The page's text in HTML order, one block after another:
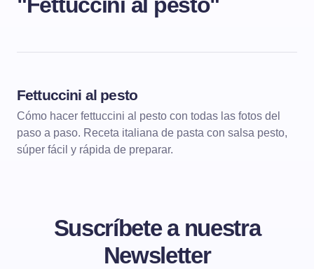
Fettuccini al pesto
Cómo hacer fettuccini al pesto con todas las fotos del
paso a paso. Receta italiana de pasta con salsa pesto,
súper fácil y rápida de preparar.
Suscríbete a nuestra
Newsletter